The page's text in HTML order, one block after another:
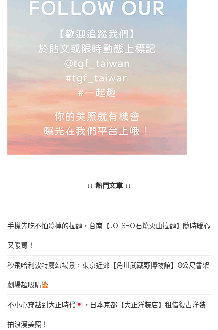
↓↓ 熱門文章 ↓↓
手機先吃不怕冷掉的拉麵，台南【JO-SHO石燒火山拉麵】隨時暖心
又暖胃！
秒飛哈利波特魔幻場景，東京近郊【角川武蔵野博物館】8公尺書架
劇場超吸睛
不小心穿越到大正時代 ，日本京都【大正洋裝店】租借復古洋裝
拍浪漫美照！